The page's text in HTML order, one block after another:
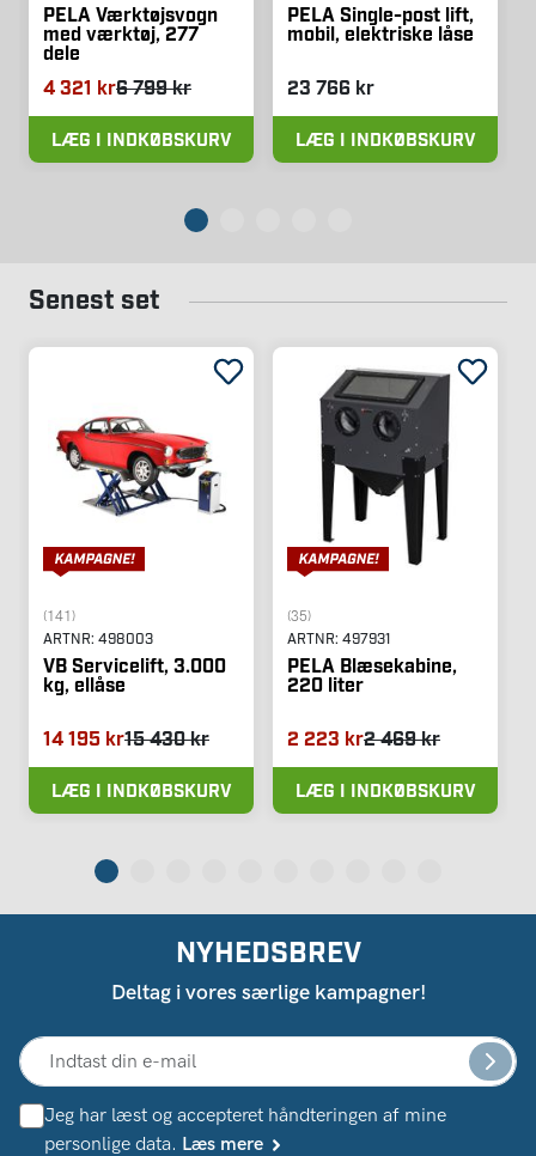
PELA Værktøjsvogn
med værktøj, 277
dele
4 321 kr6 799 kr
LÆG I INDKØBSKURV
PELA Single-post lift,
mobil, elektriske låse
23 766 kr
LÆG I INDKØBSKURV
Senest set
(141)
ARTNR: 498003
VB Servicelift, 3.000
kg, ellåse
14 195 kr15 430 kr
LÆG I INDKØBSKURV
(35)
ARTNR: 497931
PELA Blæsekabine,
220 liter
2 223 kr2 469 kr
LÆG I INDKØBSKURV
NYHEDSBREV
Deltag i vores særlige kampagner!
Jeg har læst og accepteret håndteringen af ​​mine
personlige data. Læs mere